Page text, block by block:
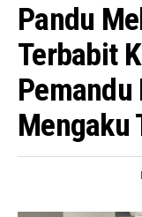
Pandu
Terbabit
Mengaku